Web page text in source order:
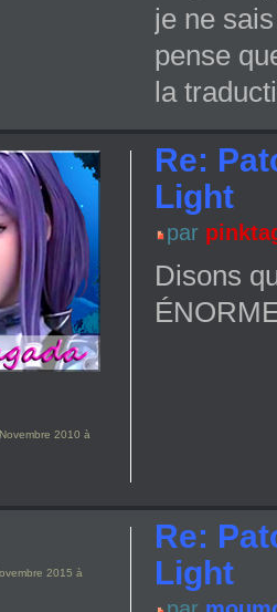
je ne
pense
la
Re:
Light
par
Disons
2010 à
Re:
Light
2015 à